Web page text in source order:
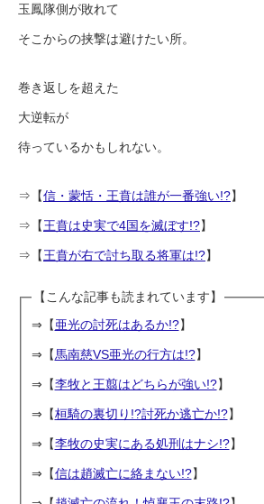
玉鳳隊側が敗れて
そこからの挟撃は避けたい所。
巻き返しを超えた
大逆転が
待っているかもしれない。
⇒【信・蒙恬・王賁は誰が一番強い!?】
⇒【王賁は史実で4国を滅ぼす!?】
⇒【王賁が右で討ち取る将軍は!?】
【こんな記事も読まれています】
⇒【亜光の討死はあるか!?】
⇒【馬南慈VS亜光の行方は!?】
⇒【李牧と王翦はどちらが強い!?】
⇒【桓騎の裏切り!?討死か逃亡か!?】
⇒【李牧の史実にある処刑はナシ!?】
⇒【信は趙滅亡に絡まない!?】